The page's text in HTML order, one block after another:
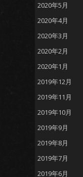
2020年5月
2020年4月
2020年3月
2020年2月
2020年1月
2019年12月
2019年11月
2019年10月
2019年9月
2019年8月
2019年7月
2019年6月